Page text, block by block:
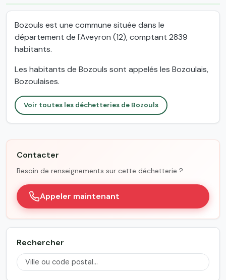
Bozouls est une commune située dans le
département de l'Aveyron (12), comptant 2839
habitants.
Les habitants de Bozouls sont appelés les Bozoulais,
Bozoulaises.
Voir toutes les déchetteries de Bozouls
Contacter
Besoin de renseignements sur cette déchetterie ?
Appeler maintenant
Rechercher